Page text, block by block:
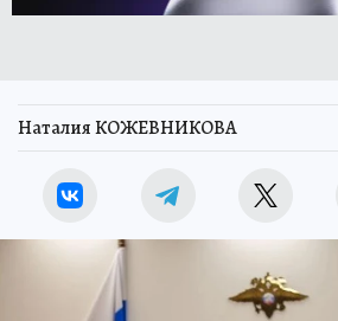
Наталия КОЖЕВНИКОВА